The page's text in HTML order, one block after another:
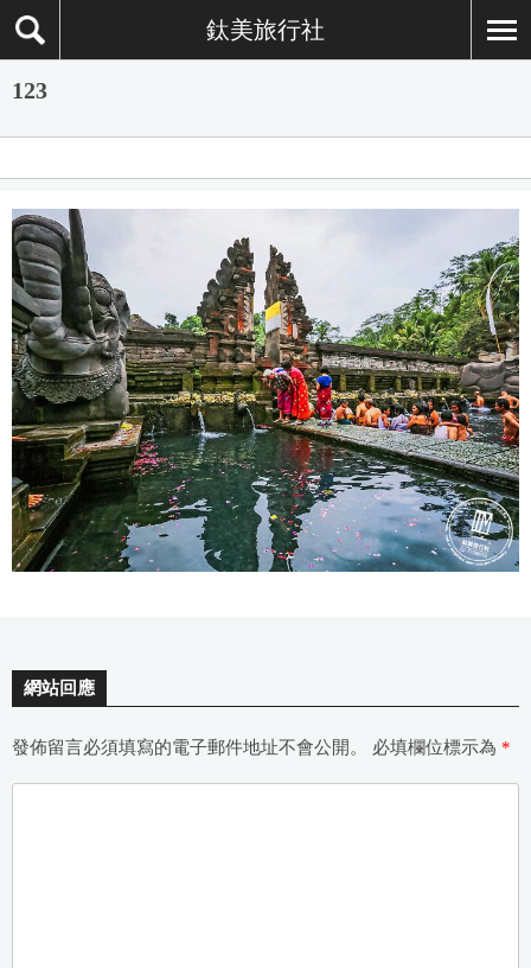
鈦美旅行社
123
網站回應
發佈留言必須填寫的電子郵件地址不會公開。 必填欄位標示為 *